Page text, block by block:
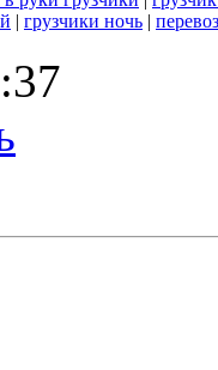
| грузчики ночь |